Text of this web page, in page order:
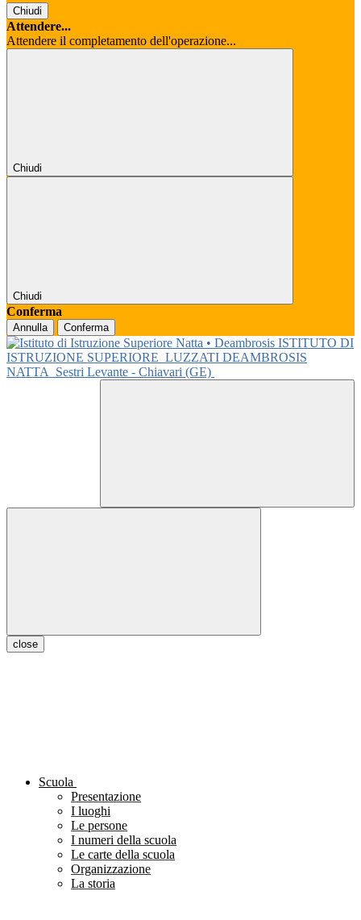
Chiudi
Attendere...
Attendere il completamento dell'operazione...
Chiudi
Chiudi
Conferma
Annulla Conferma
ISTITUTO DI
ISTRUZIONE SUPERIORE LUZZATI DEAMBROSIS
NATTA
Sestri Levante - Chiavari (GE)
close
Scuola
Presentazione
I luoghi
Le persone
I numeri della scuola
Le carte della scuola
Organizzazione
La storia